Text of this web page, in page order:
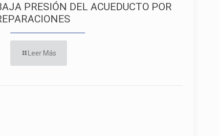
PRESIÓN DEL ACUEDUCTO POR
Leer Más